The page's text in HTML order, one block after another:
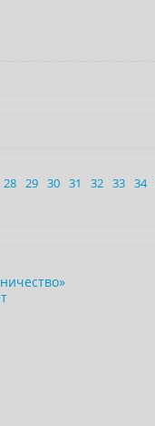
28 29 30 31 32 33 34